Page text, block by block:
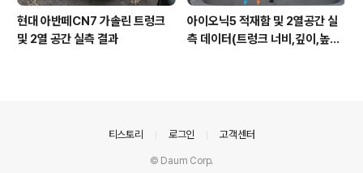
현대 아반떼CN7 가솔린 트렁크
및 2열 공간 실측 결과
아이오닉5 적재함 및 2열공간 실
측 데이터(트렁크 너비,깊이,높이,
티스토리 로그인 고객센터
© Daum Corp.